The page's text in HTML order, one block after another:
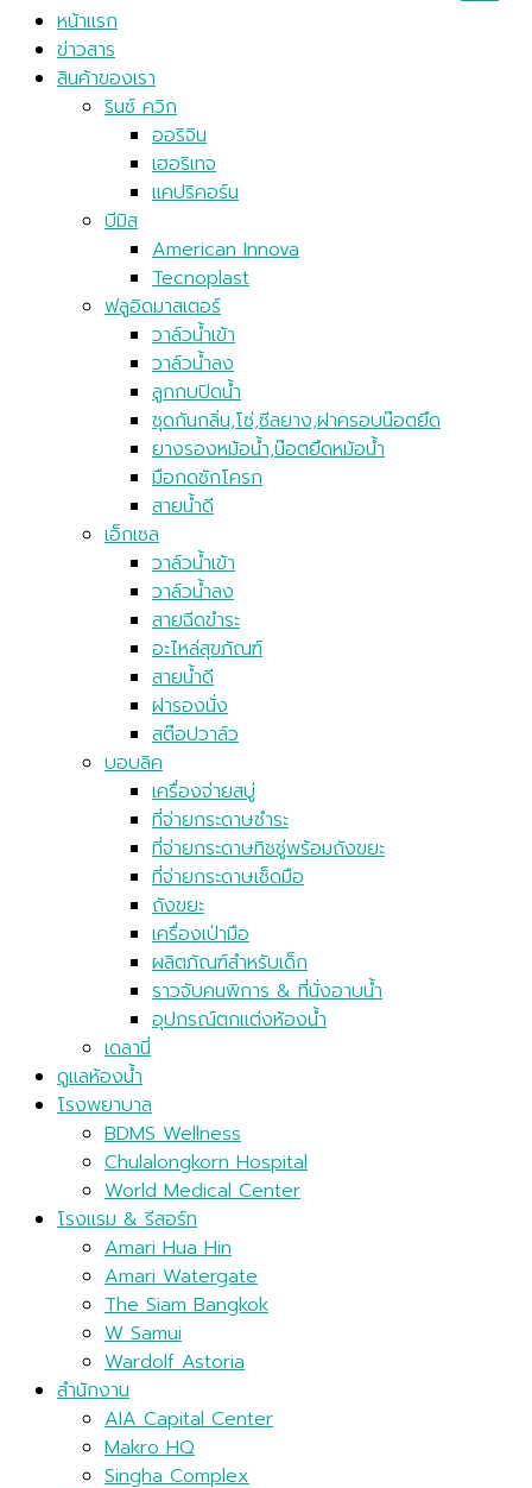
หน้าแรก
ข่าวสาร
สินค้าของเรา
รินซ์ ควิก
ออริจิน
เฮอริเทจ
แคปริคอร์น
บีมิส
American Innova
Tecnoplast
ฟลูอิดมาสเตอร์
วาล์วน้ำเข้า
วาล์วน้ำลง
ลูกกบปิดน้ำ
ชุดกันกลิ่น,โซ่,ซีลยาง,ฝาครอบน๊อตยึด
ยางรองหม้อน้ำ,น๊อตยึดหม้อน้ำ
มือกดชักโครก
สายน้ำดี
เอ็กเซล
วาล์วน้ำเข้า
วาล์วน้ำลง
สายฉีดขำระ
อะไหล่สุขภัณฑ์
สายน้ำดี
ฝารองนั่ง
สต๊อปวาล์ว
บอบลิค
เครื่องจ่ายสบู่
ที่จ่ายกระดาษชำระ
ที่จ่ายกระดาษทิชชู่พร้อมถังขยะ
ที่จ่ายกระดาษเช็ดมือ
ถังขยะ
เครื่องเป่ามือ
ผลิตภัณฑ์สำหรับเด็ก
ราวจับคนพิการ & ที่นั่งอาบน้ำ
อุปกรณ์ตกแต่งห้องน้ำ
เดลานี่
ดูแลห้องน้ำ
โรงพยาบาล
BDMS Wellness
Chulalongkorn Hospital
World Medical Center
โรงแรม & รีสอร์ท
Amari Hua Hin
Amari Watergate
The Siam Bangkok
W Samui
Wardolf Astoria
สำนักงาน
AIA Capital Center
Makro HQ
Singha Complex